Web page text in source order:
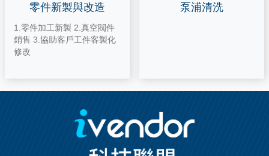
零件新製與改造
1.零件加工新製 2.真空閥件
銷售 3.協助客戶工件客製化
修改
泵浦清洗